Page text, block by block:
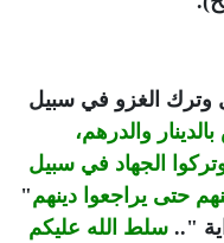
وترك الغزو في سبيل
والدرهم،
وتركوا الجهاد في سبيل
حتى يراجعوا دينهم"
سلط الله عليكم